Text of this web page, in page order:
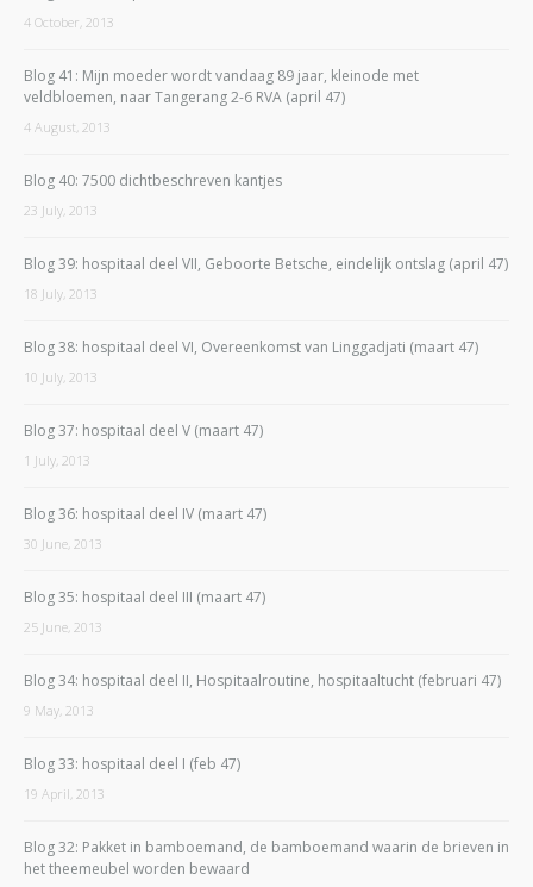
4 October, 2013
Blog 41: Mijn moeder wordt vandaag 89 jaar, kleinode met
veldbloemen, naar Tangerang 2-6 RVA (april 47)
4 August, 2013
Blog 40: 7500 dichtbeschreven kantjes
23 July, 2013
Blog 39: hospitaal deel VII, Geboorte Betsche, eindelijk ontslag (april 47)
18 July, 2013
Blog 38: hospitaal deel VI, Overeenkomst van Linggadjati (maart 47)
10 July, 2013
Blog 37: hospitaal deel V (maart 47)
1 July, 2013
Blog 36: hospitaal deel IV (maart 47)
30 June, 2013
Blog 35: hospitaal deel III (maart 47)
25 June, 2013
Blog 34: hospitaal deel II, Hospitaalroutine, hospitaaltucht (februari 47)
9 May, 2013
Blog 33: hospitaal deel I (feb 47)
19 April, 2013
Blog 32: Pakket in bamboemand, de bamboemand waarin de brieven in
het theemeubel worden bewaard